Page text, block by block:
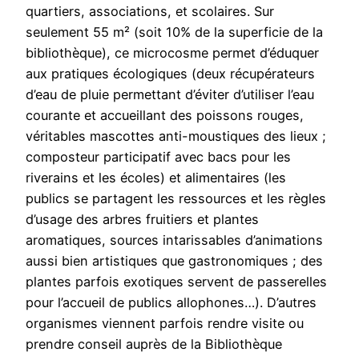
quartiers, associations, et scolaires. Sur
seulement 55 m² (soit 10% de la superficie de la
bibliothèque), ce microcosme permet d’éduquer
aux pratiques écologiques (deux récupérateurs
d’eau de pluie permettant d’éviter d’utiliser l’eau
courante et accueillant des poissons rouges,
véritables mascottes anti-moustiques des lieux ;
composteur participatif avec bacs pour les
riverains et les écoles) et alimentaires (les
publics se partagent les ressources et les règles
d’usage des arbres fruitiers et plantes
aromatiques, sources intarissables d’animations
aussi bien artistiques que gastronomiques ; des
plantes parfois exotiques servent de passerelles
pour l’accueil de publics allophones…). D’autres
organismes viennent parfois rendre visite ou
prendre conseil auprès de la Bibliothèque